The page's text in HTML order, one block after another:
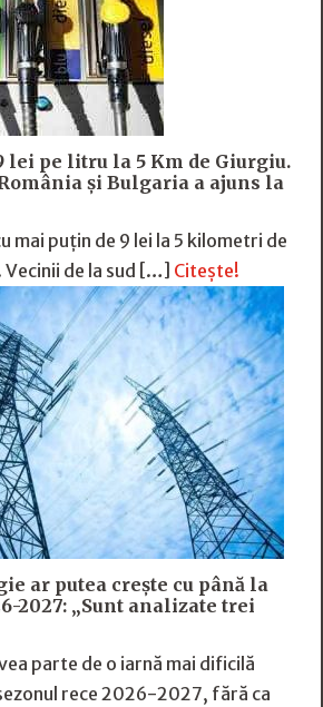
lei pe litru la 5 Km de Giurgiu.
și Bulgaria a ajuns la
mai puțin de 9 lei la 5 kilometri de
de la sud […] Citește!
ar putea crește cu până la
2027: „Sunt analizate trei
parte de o iarnă mai dificilă
rece 2026-2027, fără ca